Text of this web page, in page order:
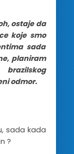
ostaje da
koje smo
sada
planiram
odmor.
sada kada
?